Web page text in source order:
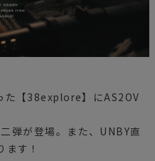
た【38explore】にAS2OV
弾が登場。また、UNBY直
す！